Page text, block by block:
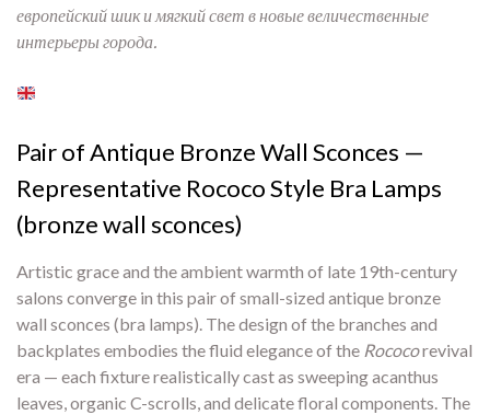
европейский шик и мягкий свет в новые величественные
интерьеры города.
Pair of Antique Bronze Wall Sconces —
Representative Rococo Style Bra Lamps
(bronze wall sconces)
Artistic grace and the ambient warmth of late 19th-century
salons converge in this pair of small-sized antique bronze
wall sconces (bra lamps). The design of the branches and
backplates embodies the fluid elegance of the Rococorevival
era — each fixture realistically cast as sweeping acanthus
leaves, organic C-scrolls, and delicate floral components. The